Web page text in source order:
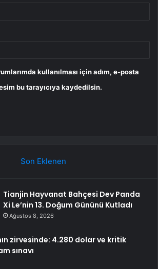
kullanılması için adım, e-posta
bu tarayıcıya kaydedilsin.
Son Eklenen
Tianjin Hayvanat Bahçesi Dev Panda
Xi Le’nin 13. Doğum Gününü Kutladı
Ağustos 8, 2026
zirvesinde: 4.280 dolar ve kritik
sınavı